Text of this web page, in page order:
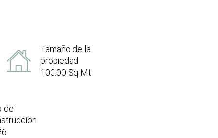
Tamaño de la
propiedad
100.00 Sq Mt
de